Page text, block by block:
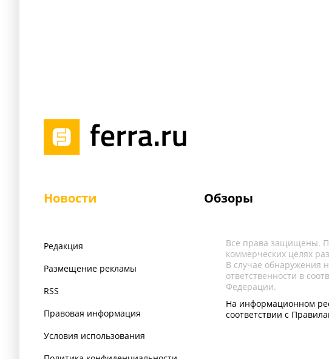
Новости Обзоры
Редакция
Размещение рекламы
RSS
Правовая информация
Условия использования
Все права защищены.
коммерческих целях
В случае обнаружения
ответственности в
Федерации.
На информационном
соответствии с